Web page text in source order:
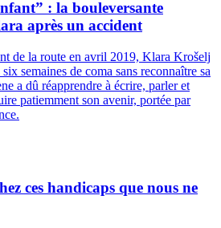
: la bouleversante
après un accident
de la route en avril 2019, Klara Krošelj
semaines de coma sans reconnaître sa
a dû réapprendre à écrire, parler et
patiemment son avenir, portée par
ces handicaps que nous ne